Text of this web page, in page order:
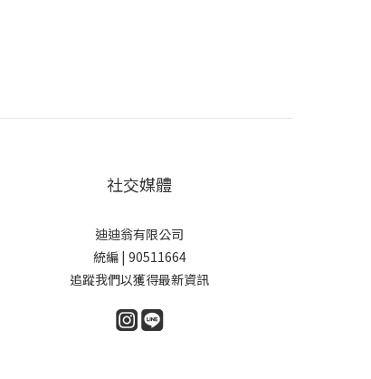
社交媒體
迪迪翁有限公司
統編 | 90511664
追蹤我們以獲得最新資訊